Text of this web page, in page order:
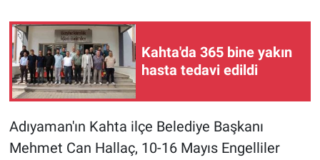
Kahta'da 365 bine yakın
hasta tedavi edildi
Adıyaman'ın Kahta ilçe Belediye Başkanı
Mehmet Can Hallaç, 10-16 Mayıs Engelliler